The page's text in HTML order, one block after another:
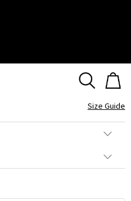
)
Size Guide